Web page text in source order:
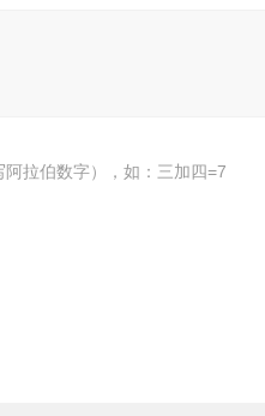
拉伯数字），如：三加四=7